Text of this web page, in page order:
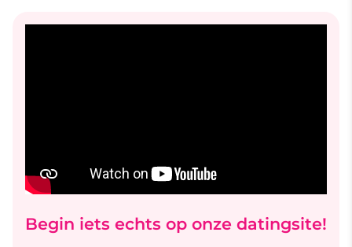
Begin iets echts op onze datingsite!